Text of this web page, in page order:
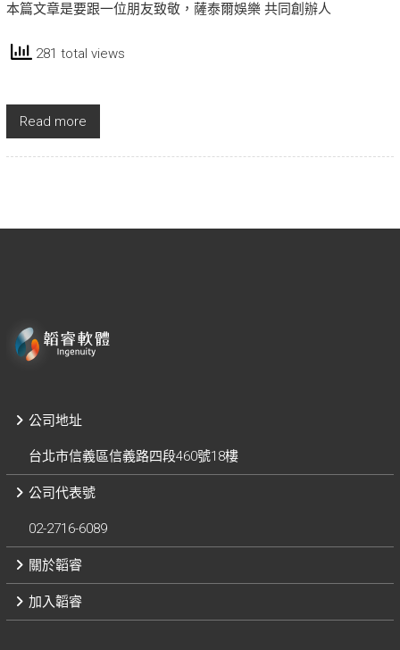
本篇文章是要跟一位朋友致敬，薩泰爾娛樂 共同創辦人
281 total views
Read more
公司地址
台北市信義區信義路四段460號18樓
公司代表號
02-2716-6089
關於韜睿
加入韜睿